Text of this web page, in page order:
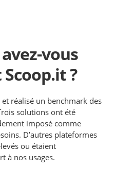
vous
?
réalisé un benchmark des
solutions ont été
imposé comme
D’autres plateformes
ou étaient
à nos usages.